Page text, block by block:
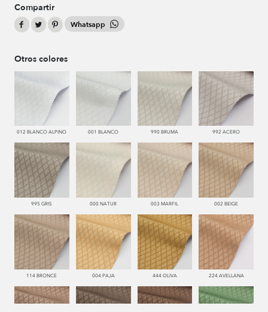
Compartir
Whatsapp
Otros colores
012 BLANCO ALPINO 001 BLANCO 990 BRUMA 992 ACERO
995 GRIS 000 NATUR 003 MARFIL 002 BEIGE
114 BRONCE 004 PAJA 444 OLIVA 224 AVELLANA